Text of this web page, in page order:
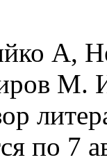
А,
М.
по 7